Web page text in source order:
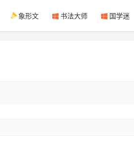
象形文 书法大师 国学迷